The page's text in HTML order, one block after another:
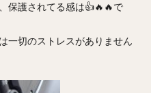
保護されてる感は👍🔥🔥で
一切のストレスがありません